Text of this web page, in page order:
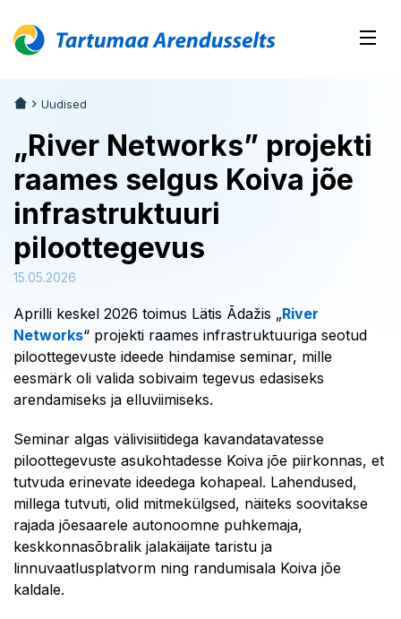
Uudised
„River Networks” projekti
raames selgus Koiva jõe
infrastruktuuri
piloottegevus
15.05.2026
Aprilli keskel 2026 toimus Lätis Ādažis „River
Networks“ projekti raames infrastruktuuriga seotud
piloottegevuste ideede hindamise seminar, mille
eesmärk oli valida sobivaim tegevus edasiseks
arendamiseks ja elluviimiseks.
Seminar algas välivisiitidega kavandatavatesse
piloottegevuste asukohtadesse Koiva jõe piirkonnas, et
tutvuda erinevate ideedega kohapeal. Lahendused,
millega tutvuti, olid mitmekülgsed, näiteks soovitakse
rajada jõesaarele autonoomne puhkemaja,
keskkonnasõbralik jalakäijate taristu ja
linnuvaatlusplatvorm ning randumisala Koiva jõe
kaldale.